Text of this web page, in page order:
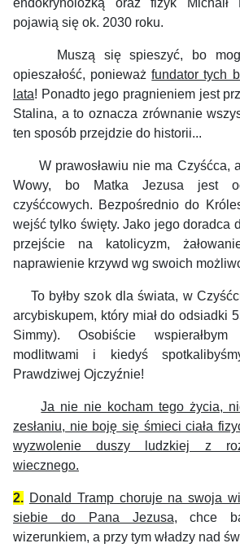
pojawią się ok. 2030 roku.
Muszą się spieszyć, bo
opieszałość, ponieważfundator tych
lata! Ponadto jego pragnieniem jest
Stalina, a to oznacza zrównanie
ten sposób przejdzie do historii...
W prawosławiu nie ma Czyśćca, a
Wowy, bo Matka Jezusa jest
czyśćcowych. Bezpośrednio do
wejść tylko święty. Jako jego doradca
przejście na katolicyzm,
naprawienie krzywd wg swoich
To byłby szok dla świata, w
arcybiskupem, który miał do odsiadki
Simmy). Osobiście
modlitwami i kiedyś
Prawdziwej Ojczyźnie!
Ja nie nie kocham tego życia,
zesłaniu, nie boję się śmieci ciała
wyzwolenie duszy ludzkiej z
wiecznego.
2. Donald Tramp choruje na swoja
siebie do Pana Jezusa, chce
wizerunkiem, a przy tym władzy nad